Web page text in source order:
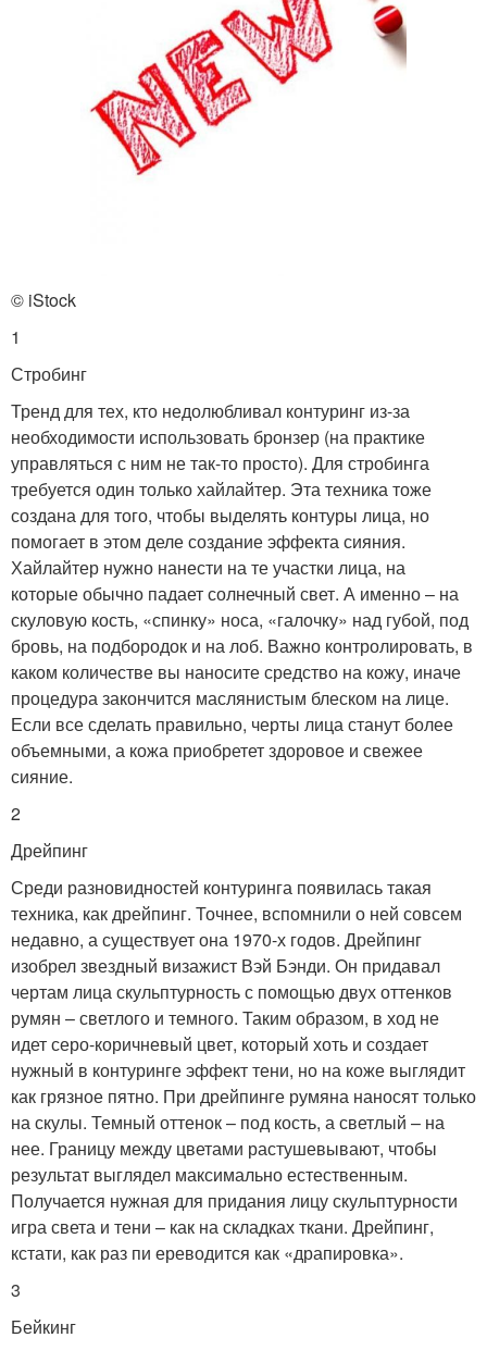
© iStock
1
Стробинг
Тренд для тех, кто недолюбливал контуринг из-за
необходимости использовать бронзер (на практике
управляться с ним не так-то просто). Для стробинга
требуется один только хайлайтер. Эта техника тоже
создана для того, чтобы выделять контуры лица, но
помогает в этом деле создание эффекта сияния.
Хайлайтер нужно нанести на те участки лица, на
которые обычно падает солнечный свет. А именно – на
скуловую кость, «спинку» носа, «галочку» над губой, под
бровь, на подбородок и на лоб. Важно контролировать, в
каком количестве вы наносите средство на кожу, иначе
процедура закончится маслянистым блеском на лице.
Если все сделать правильно, черты лица станут более
объемными, а кожа приобретет здоровое и свежее
сияние.
2
Дрейпинг
Среди разновидностей контуринга появилась такая
техника, как дрейпинг. Точнее, вспомнили о ней совсем
недавно, а существует она 1970-х годов. Дрейпинг
изобрел звездный визажист Вэй Бэнди. Он придавал
чертам лица скульптурность с помощью двух оттенков
румян – светлого и темного. Таким образом, в ход не
идет серо-коричневый цвет, который хоть и создает
нужный в контуринге эффект тени, но на коже выглядит
как грязное пятно. При дрейпинге румяна наносят только
на скулы. Темный оттенок – под кость, а светлый – на
нее. Границу между цветами растушевывают, чтобы
результат выглядел максимально естественным.
Получается нужная для придания лицу скульптурности
игра света и тени – как на складках ткани. Дрейпинг,
кстати, как раз пи ереводится как «драпировка».
3
Бейкинг